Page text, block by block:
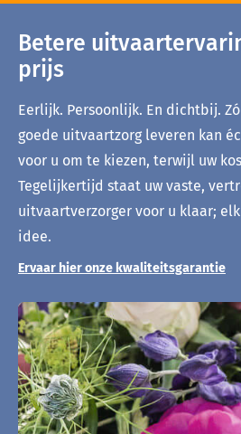
Betere
prijs
Eerlijk. Persoonlijk. En dichtbij.
goede uitvaartzorg leveren kan
voor u om te kiezen, terwijl uw
Tegelijkertijd staat uw vaste,
uitvaartverzorger voor u klaar;
idee.
Ervaar hier onze kwaliteitsgarantie